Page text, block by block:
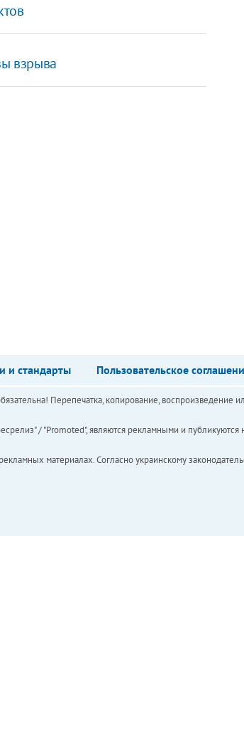
взрыва
и стандарты Пользовательское
Перепечатка, копирование, воспроизведение
/ "Promoted", являются рекламными и публикуются
материалах. Согласно украинскому